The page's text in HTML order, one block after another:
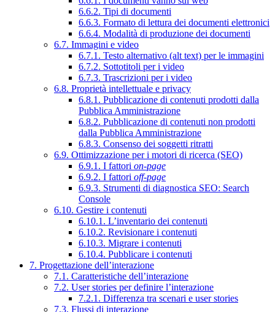
6.6.2. Tipi di documenti
6.6.3. Formato di lettura dei documenti elettronici
6.6.4. Modalità di produzione dei documenti
6.7. Immagini e video
6.7.1. Testo alternativo (alt text) per le immagini
6.7.2. Sottotitoli per i video
6.7.3. Trascrizioni per i video
6.8. Proprietà intellettuale e privacy
6.8.1. Pubblicazione di contenuti prodotti dalla
Pubblica Amministrazione
6.8.2. Pubblicazione di contenuti non prodotti
dalla Pubblica Amministrazione
6.8.3. Consenso dei soggetti ritratti
6.9. Ottimizzazione per i motori di ricerca (SEO)
6.9.1. I fattori on-page
6.9.2. I fattori off-page
6.9.3. Strumenti di diagnostica SEO: Search
Console
6.10. Gestire i contenuti
6.10.1. L’inventario dei contenuti
6.10.2. Revisionare i contenuti
6.10.3. Migrare i contenuti
6.10.4. Pubblicare i contenuti
7. Progettazione dell’interazione
7.1. Caratteristiche dell’interazione
7.2. User stories per definire l’interazione
7.2.1. Differenza tra scenari e user stories
7.3. Flussi di interazione